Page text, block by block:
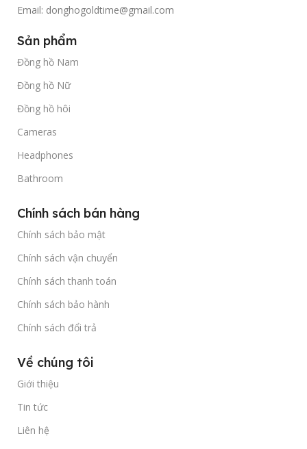
Email: donghogoldtime@gmail.com
Sản phẩm
Đồng hồ Nam
Đồng hồ Nữ
Đồng hồ hôi
Cameras
Headphones
Bathroom
Chính sách bán hàng
Chính sách bảo mật
Chính sách vận chuyển
Chính sách thanh toán
Chính sách bảo hành
Chính sách đổi trả
Về chúng tôi
Giới thiệu
Tin tức
Liên hệ